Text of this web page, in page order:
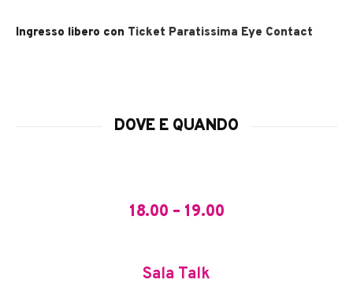
Ingresso libero con Ticket Paratissima Eye Contact
DOVE E QUANDO
18.00 – 19.00
Sala Talk